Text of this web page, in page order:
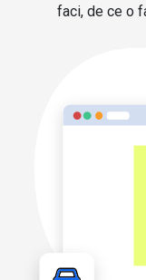
faci, de ce o